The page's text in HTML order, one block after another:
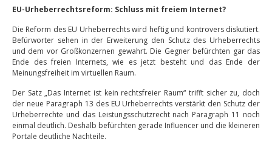
EU-Urheberrechtsreform: Schluss mit freiem Internet?
Die Reform des EU Urheberrechts wird heftig und kontrovers diskutiert.
Befürworter sehen in der Erweiterung den Schutz des Urheberrechts
und dem vor Großkonzernen gewahrt. Die Gegner befürchten gar das
Ende des freien Internets, wie es jetzt besteht und das Ende der
Meinungsfreiheit im virtuellen Raum.
Der Satz „Das Internet ist kein rechtsfreier Raum“ trifft sicher zu, doch
der neue Paragraph 13 des EU Urheberrechts verstärkt den Schutz der
Urheberrechte und das Leistungsschutzrecht nach Paragraph 11 noch
einmal deutlich. Deshalb befürchten gerade Influencer und die kleineren
Portale deutliche Nachteile.